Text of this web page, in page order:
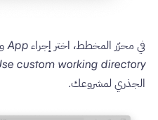
في محرّر المخطط، اختر إجراء App
custom working directory
الجذري لمشروعك.